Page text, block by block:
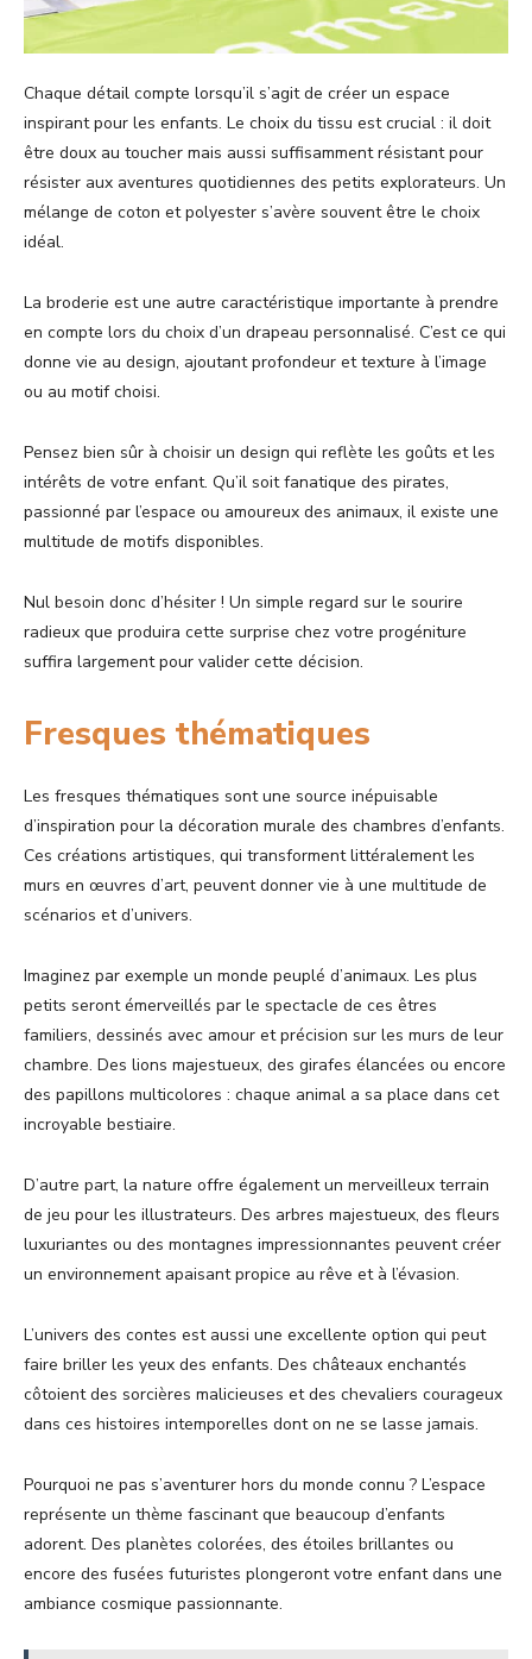
Chaque détail compte lorsqu’il s’agit de créer un espace
inspirant pour les enfants. Le choix du tissu est crucial : il doit
être doux au toucher mais aussi suffisamment résistant pour
résister aux aventures quotidiennes des petits explorateurs. Un
mélange de coton et polyester s’avère souvent être le choix
idéal.
La broderie est une autre caractéristique importante à prendre
en compte lors du choix d’un drapeau personnalisé. C’est ce qui
donne vie au design, ajoutant profondeur et texture à l’image
ou au motif choisi.
Pensez bien sûr à choisir un design qui reflète les goûts et les
intérêts de votre enfant. Qu’il soit fanatique des pirates,
passionné par l’espace ou amoureux des animaux, il existe une
multitude de motifs disponibles.
Nul besoin donc d’hésiter ! Un simple regard sur le sourire
radieux que produira cette surprise chez votre progéniture
suffira largement pour valider cette décision.
Fresques thématiques
Les fresques thématiques sont une source inépuisable
d’inspiration pour la décoration murale des chambres d’enfants.
Ces créations artistiques, qui transforment littéralement les
murs en œuvres d’art, peuvent donner vie à une multitude de
scénarios et d’univers.
Imaginez par exemple un monde peuplé d’animaux. Les plus
petits seront émerveillés par le spectacle de ces êtres
familiers, dessinés avec amour et précision sur les murs de leur
chambre. Des lions majestueux, des girafes élancées ou encore
des papillons multicolores : chaque animal a sa place dans cet
incroyable bestiaire.
D’autre part, la nature offre également un merveilleux terrain
de jeu pour les illustrateurs. Des arbres majestueux, des fleurs
luxuriantes ou des montagnes impressionnantes peuvent créer
un environnement apaisant propice au rêve et à l’évasion.
L’univers des contes est aussi une excellente option qui peut
faire briller les yeux des enfants. Des châteaux enchantés
côtoient des sorcières malicieuses et des chevaliers courageux
dans ces histoires intemporelles dont on ne se lasse jamais.
Pourquoi ne pas s’aventurer hors du monde connu ? L’espace
représente un thème fascinant que beaucoup d’enfants
adorent. Des planètes colorées, des étoiles brillantes ou
encore des fusées futuristes plongeront votre enfant dans une
ambiance cosmique passionnante.